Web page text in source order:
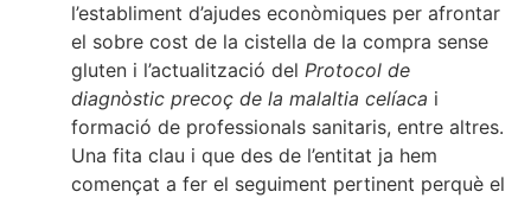
l’establiment d’ajudes econòmiques per afrontar
el sobre cost de la cistella de la compra sense
gluten i l’actualització del Protocol de
diagnòstic precoç de la malaltia celíaca i
formació de professionals sanitaris, entre altres.
Una fita clau i que des de l’entitat ja hem
començat a fer el seguiment pertinent perquè el